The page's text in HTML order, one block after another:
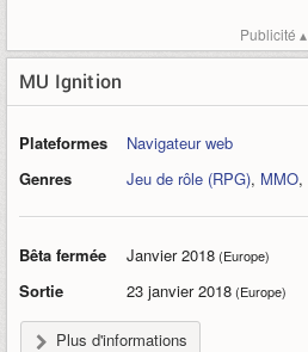
Publicité ▴
MU Ignition
Plateformes
Navigateur web
Genres
Jeu de rôle (RPG), MMO,
Bêta fermée Janvier 2018(Europe)
Sortie 23 janvier 2018(Europe)
Plus d'informations